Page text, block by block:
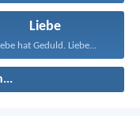
Liebe
hat Geduld. Liebe...